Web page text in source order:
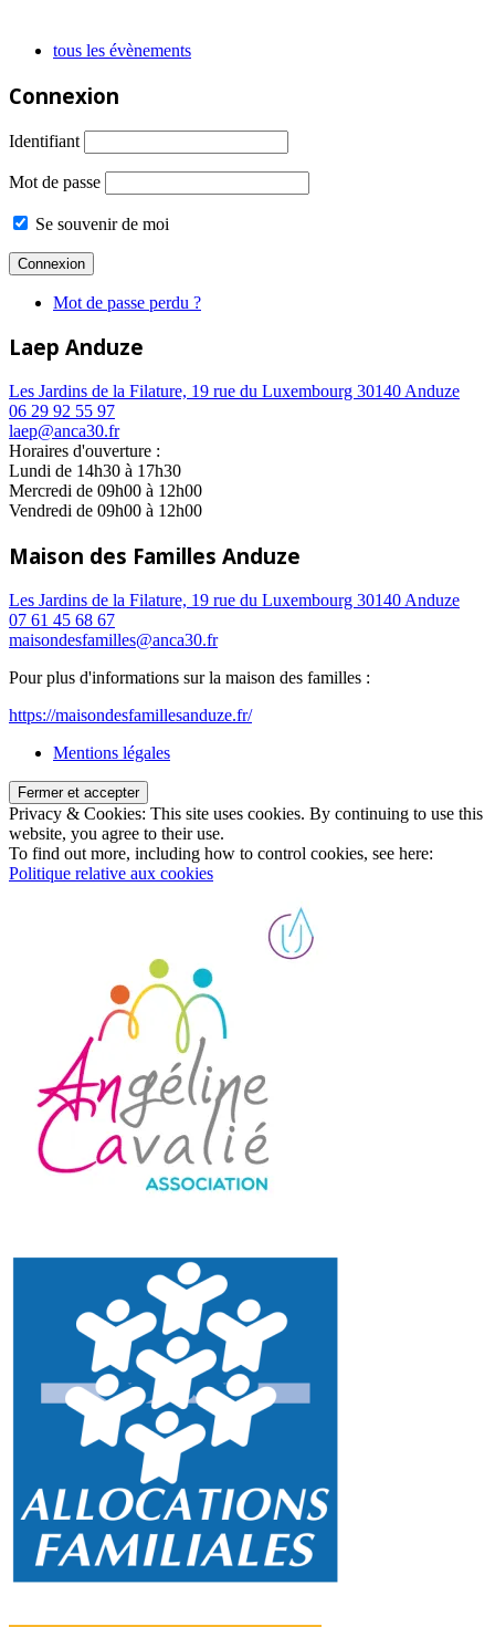
tous les évènements
Connexion
Identifiant
Mot de passe
Se souvenir de moi
Mot de passe perdu ?
Laep Anduze
Les Jardins de la Filature, 19 rue du Luxembourg 30140 Anduze
06 29 92 55 97
laep@anca30.fr
Horaires d'ouverture :
Lundi de 14h30 à 17h30
Mercredi de 09h00 à 12h00
Vendredi de 09h00 à 12h00
Maison des Familles Anduze
Les Jardins de la Filature, 19 rue du Luxembourg 30140 Anduze
07 61 45 68 67
maisondesfamilles@anca30.fr
Pour plus d'informations sur la maison des familles :
https://maisondesfamillesanduze.fr/
Mentions légales
Privacy & Cookies: This site uses cookies. By continuing to use this
website, you agree to their use.
To find out more, including how to control cookies, see here:
Politique relative aux cookies